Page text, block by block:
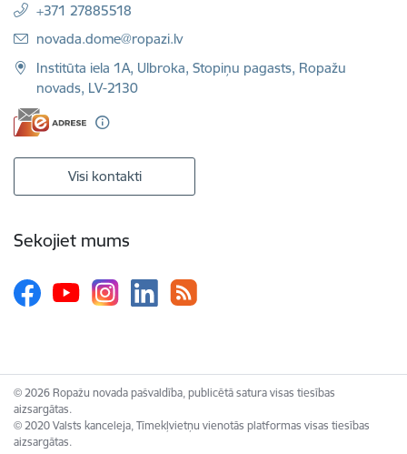
+371 27885518
E-pasts:
novada.dome@ropazi.lv
Institūta iela 1A, Ulbroka, Stopiņu pagasts, Ropažu
novads, LV-2130
Visi kontakti
Sekojiet mums
© 2026 Ropažu novada pašvaldība, publicētā satura visas tiesības
aizsargātas.
© 2020 Valsts kanceleja, Tīmekļvietņu vienotās platformas visas tiesības
aizsargātas.